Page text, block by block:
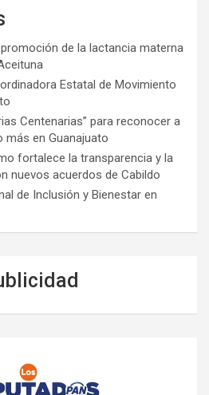
de la lactancia materna
Estatal de Movimiento
Centenarias” para reconocer a
más en Guanajuato
fortalece la transparencia y la
nuevos acuerdos de Cabildo
de Inclusión y Bienestar en